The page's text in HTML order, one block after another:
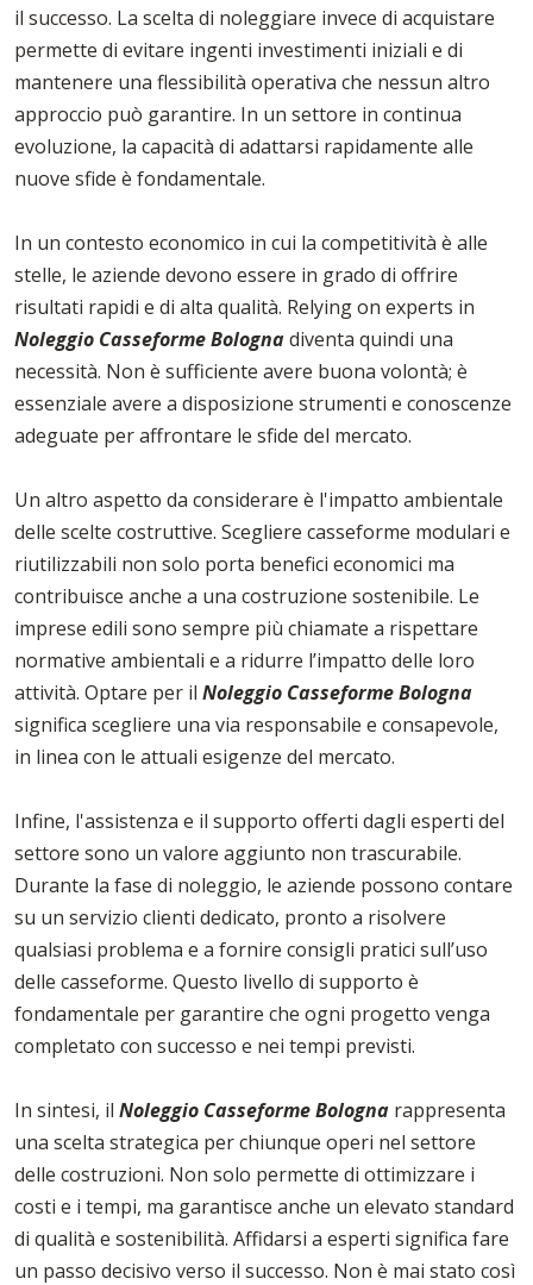
il successo. La scelta di noleggiare invece di acquistare
permette di evitare ingenti investimenti iniziali e di
mantenere una flessibilità operativa che nessun altro
approccio può garantire. In un settore in continua
evoluzione, la capacità di adattarsi rapidamente alle
nuove sfide è fondamentale.
In un contesto economico in cui la competitività è alle
stelle, le aziende devono essere in grado di offrire
risultati rapidi e di alta qualità. Relying on experts in
Noleggio Casseforme Bolognadiventa quindi una
necessità. Non è sufficiente avere buona volontà; è
essenziale avere a disposizione strumenti e conoscenze
adeguate per affrontare le sfide del mercato.
Un altro aspetto da considerare è l'impatto ambientale
delle scelte costruttive. Scegliere casseforme modulari e
riutilizzabili non solo porta benefici economici ma
contribuisce anche a una costruzione sostenibile. Le
imprese edili sono sempre più chiamate a rispettare
normative ambientali e a ridurre l’impatto delle loro
attività. Optare per il Noleggio Casseforme Bologna
significa scegliere una via responsabile e consapevole,
in linea con le attuali esigenze del mercato.
Infine, l'assistenza e il supporto offerti dagli esperti del
settore sono un valore aggiunto non trascurabile.
Durante la fase di noleggio, le aziende possono contare
su un servizio clienti dedicato, pronto a risolvere
qualsiasi problema e a fornire consigli pratici sull’uso
delle casseforme. Questo livello di supporto è
fondamentale per garantire che ogni progetto venga
completato con successo e nei tempi previsti.
In sintesi, il Noleggio Casseforme Bologna rappresenta
una scelta strategica per chiunque operi nel settore
delle costruzioni. Non solo permette di ottimizzare i
costi e i tempi, ma garantisce anche un elevato standard
di qualità e sostenibilità. Affidarsi a esperti significa fare
un passo decisivo verso il successo. Non è mai stato così